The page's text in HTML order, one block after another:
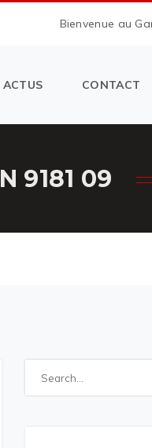
Bienvenue au
ACTUS CONTACT
9181 09